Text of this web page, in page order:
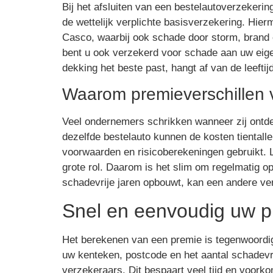
Bij het afsluiten van een
de wettelijk verplichte basisverzekering.
Casco, waarbij ook schade door storm,
bent u ook verzekerd voor schade aan uw
dekking het beste past, hangt af van de
Waarom
Veel ondernemers schrikken wanneer zij
dezelfde bestelauto kunnen de kosten
voorwaarden en risicoberekeningen
grote rol. Daarom is het slim om regelmatig
schadevrije jaren opbouwt, kan een andere
Snel en eenvoudig uw
Het berekenen van een premie is
uw kenteken, postcode en het aantal
verzekeraars. Dit bespaart veel tijd en